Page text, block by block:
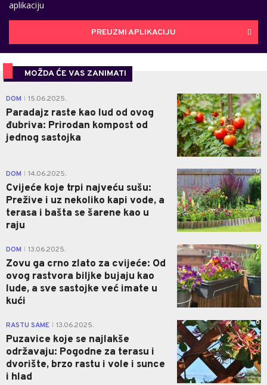
aplikaciju
PREUZMI APLIKACIJU
MOŽDA ĆE VAS ZANIMATI
DOM 15.06.2025.
Paradajz raste kao lud od ovog
đubriva: Prirodan kompost od
jednog sastojka
0
DOM 14.06.2025.
Cvijeće koje trpi najveću sušu:
Prežive i uz nekoliko kapi vode, a
terasa i bašta se šarene kao u
raju
0
DOM 13.06.2025.
Zovu ga crno zlato za cvijeće: Od
ovog rastvora biljke bujaju kao
lude, a sve sastojke već imate u
kući
0
RASTU SAME 13.06.2025.
Puzavice koje se najlakše
održavaju: Pogodne za terasu i
dvorište, brzo rastu i vole i sunce
i hlad
0